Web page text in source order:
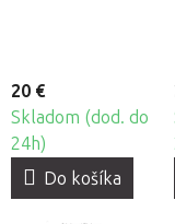
20 €
Skladom (dod. do
24h)
Do košíka